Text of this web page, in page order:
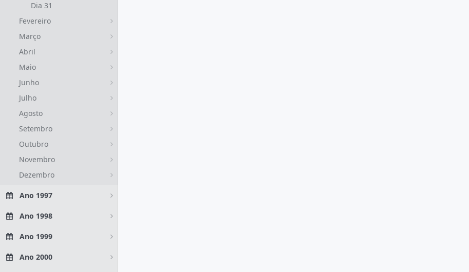
Dia 31
Fevereiro
Março
Abril
Maio
Junho
Julho
Agosto
Setembro
Outubro
Novembro
Dezembro
Ano 1997
Ano 1998
Ano 1999
Ano 2000